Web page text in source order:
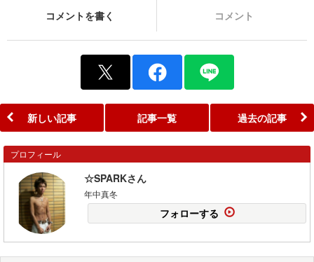
コメントを書く コメント
新しい記事 記事一覧 過去の記事
プロフィール
☆SPARKさん
年中真冬
フォローする